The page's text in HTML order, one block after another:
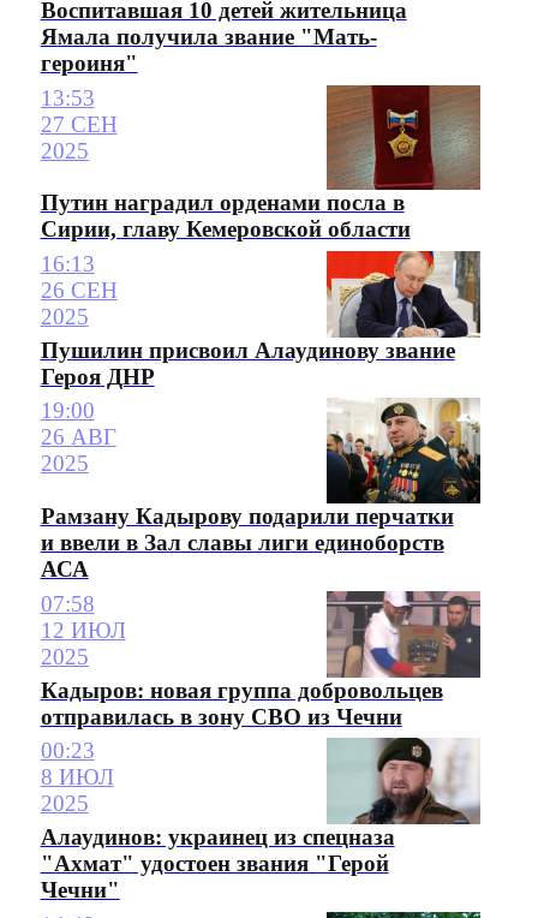
Воспитавшая 10 детей жительница
Ямала получила звание "Мать-
героиня"
13:53
27 СЕН
2025
Путин наградил орденами посла в
Сирии, главу Кемеровской области
16:13
26 СЕН
2025
Пушилин присвоил Алаудинову звание
Героя ДНР
19:00
26 АВГ
2025
Рамзану Кадырову подарили перчатки
и ввели в Зал славы лиги единоборств
АСА
07:58
12 ИЮЛ
2025
Кадыров: новая группа добровольцев
отправилась в зону СВО из Чечни
00:23
8 ИЮЛ
2025
Алаудинов: украинец из спецназа
"Ахмат" удостоен звания "Герой
Чечни"